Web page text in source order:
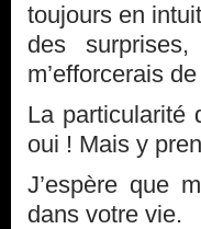
toujours en
des
m’efforcerais
La particularité
oui ! Mais y
J’espère que
dans votre vie.